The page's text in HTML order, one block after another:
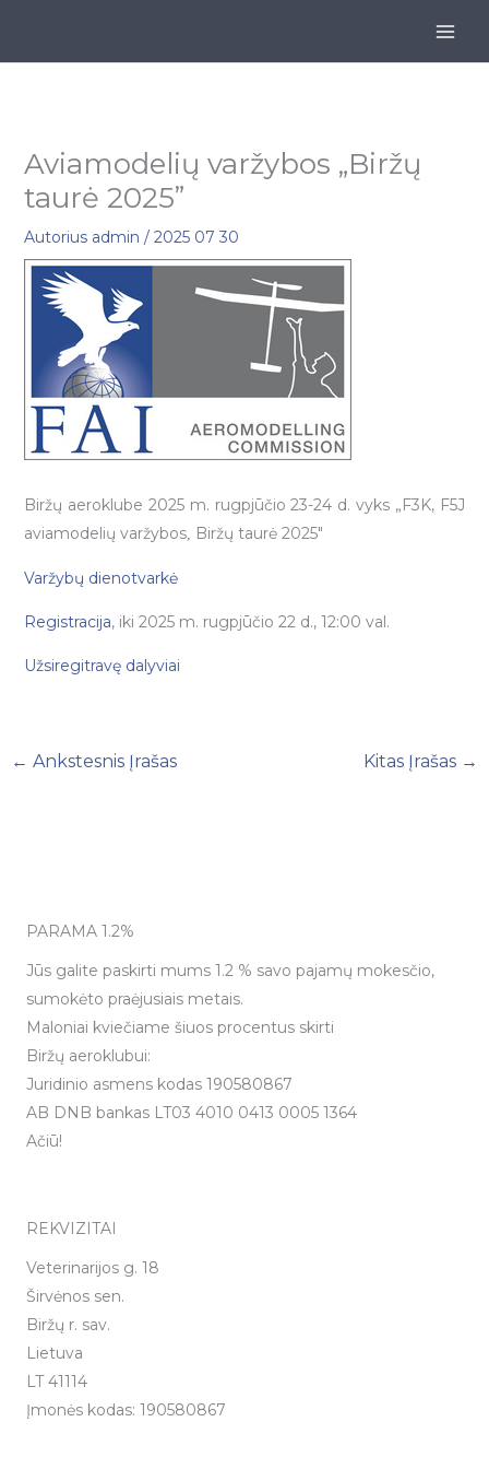
turinio
Aviamodelių varžybos „Biržų
taurė 2025”
Autorius admin / 2025 07 30
Biržų aeroklube 2025 m. rugpjūčio 23-24 d. vyks „F3K, F5J
aviamodelių varžybos, Biržų taurė 2025″
Varžybų dienotvarkė
Registracija, iki 2025 m. rugpjūčio 22 d., 12:00 val.
Užsiregitravę dalyviai
← Ankstesnis Įrašas Kitas Įrašas →
PARAMA 1.2%
Jūs galite paskirti mums 1.2 % savo pajamų mokesčio,
sumokėto praėjusiais metais.
Maloniai kviečiame šiuos procentus skirti
Biržų aeroklubui:
Juridinio asmens kodas 190580867
AB DNB bankas LT03 4010 0413 0005 1364
Ačiū!
REKVIZITAI
Veterinarijos g. 18
Širvėnos sen.
Biržų r. sav.
Lietuva
LT 41114
Įmonės kodas: 190580867